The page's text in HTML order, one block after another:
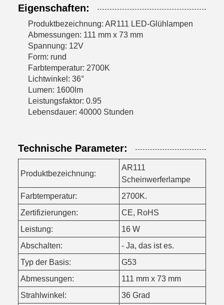
Eigenschaften:
Produktbezeichnung: AR111 LED-Glühlampen
Abmessungen: 111 mm x 73 mm
Spannung: 12V
Form: rund
Farbtemperatur: 2700K
Lichtwinkel: 36°
Lumen: 1600lm
Leistungsfaktor: 0.95
Lebensdauer: 40000 Stunden
Technische Parameter:
Produktbezeichnung:
AR111
Scheinwerferlampe
Farbtemperatur:
2700K.
Zertifizierungen:
CE, RoHS
Leistung:
16 W
Abschalten:
- Ja, das ist es.
Typ der Basis:
G53
Abmessungen:
111 mm x 73 mm
Strahlwinkel:
36 Grad